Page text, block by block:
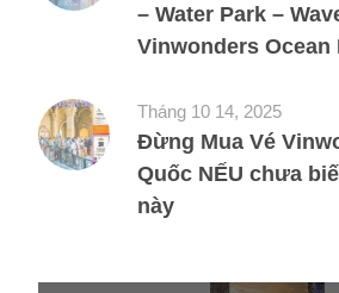
– Water Park –
Vinwonders Ocean
Tháng 10 14, 2025
Đừng Mua Vé
Quốc NẾU chưa
này